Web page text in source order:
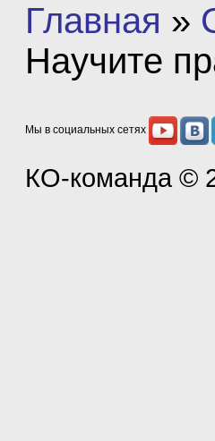
Главная »
Научите
Мы в социальных сетях
КО-команда ©